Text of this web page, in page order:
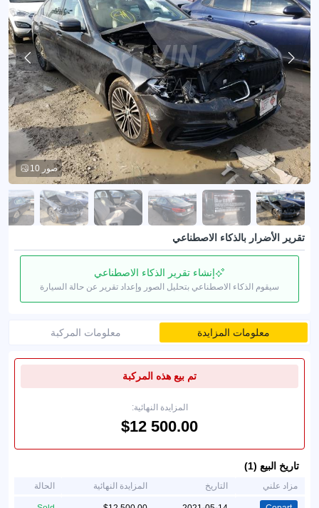
10 صور
تقرير الأضرار بالذكاء الاصطناعي
إنشاء تقرير الذكاء الاصطناعي
سيقوم الذكاء الاصطناعي بتحليل الصور وإعداد تقرير عن حالة السيارة
معلومات المزايدة معلومات المركبة
تم بيع هذه المركبة
المزايدة النهائية:
تاريخ البيع (1)
مزاد علني التاريخ المزايدة النهائية الحالة